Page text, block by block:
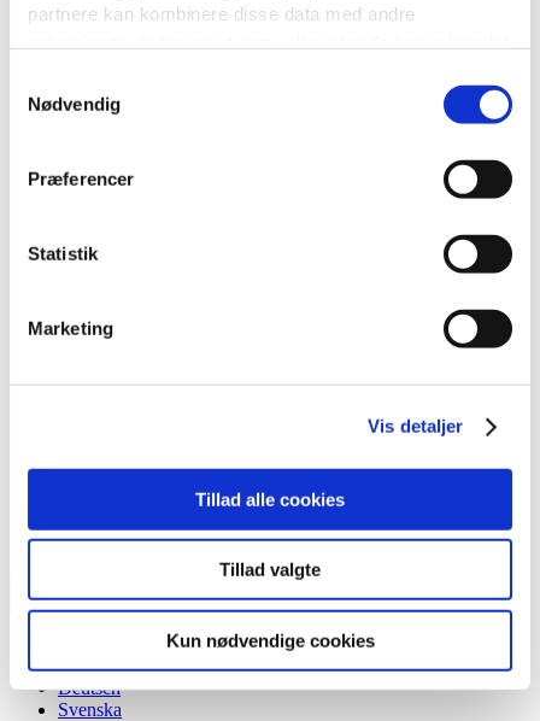
partnere kan kombinere disse data med andre
Nødvendig
Præferencer
Statistik
Marketing
Vis detaljer
Tillad alle cookies
Tillad valgte
Kun nødvendige cookies
Kontakt/Info
English
Deutsch
Svenska